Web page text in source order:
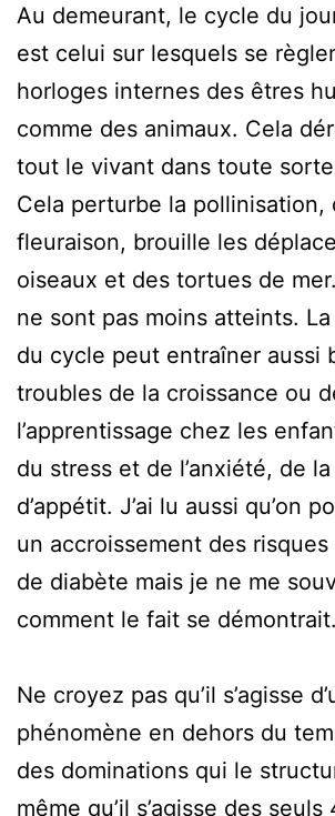
Au demeurant, le cycle du
est celui sur lesquels se
horloges internes des êtres
comme des animaux. Cela
tout le vivant dans toute
Cela perturbe la pollinisation,
fleuraison, brouille les
oiseaux et des tortues de
ne sont pas moins atteints.
du cycle peut entraîner aussi
troubles de la croissance ou
l’apprentissage chez les
du stress et de l’anxiété, de
d’appétit. J’ai lu aussi qu’on
un accroissement des
de diabète mais je ne me
comment le fait se démontrait.
Ne croyez pas qu’il s’agisse
phénomène en dehors du
des dominations qui le
même qu’il s’agisse des